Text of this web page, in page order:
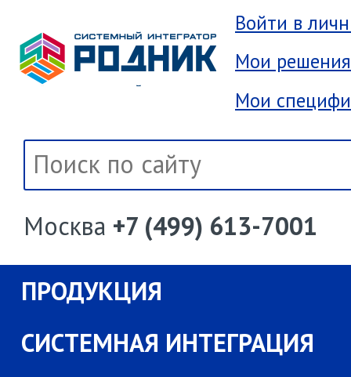
Войти в
Мои решения
Мои
Москва +7 (499) 613-7001
ПРОДУКЦИЯ
СИСТЕМНАЯ ИНТЕГРАЦИЯ